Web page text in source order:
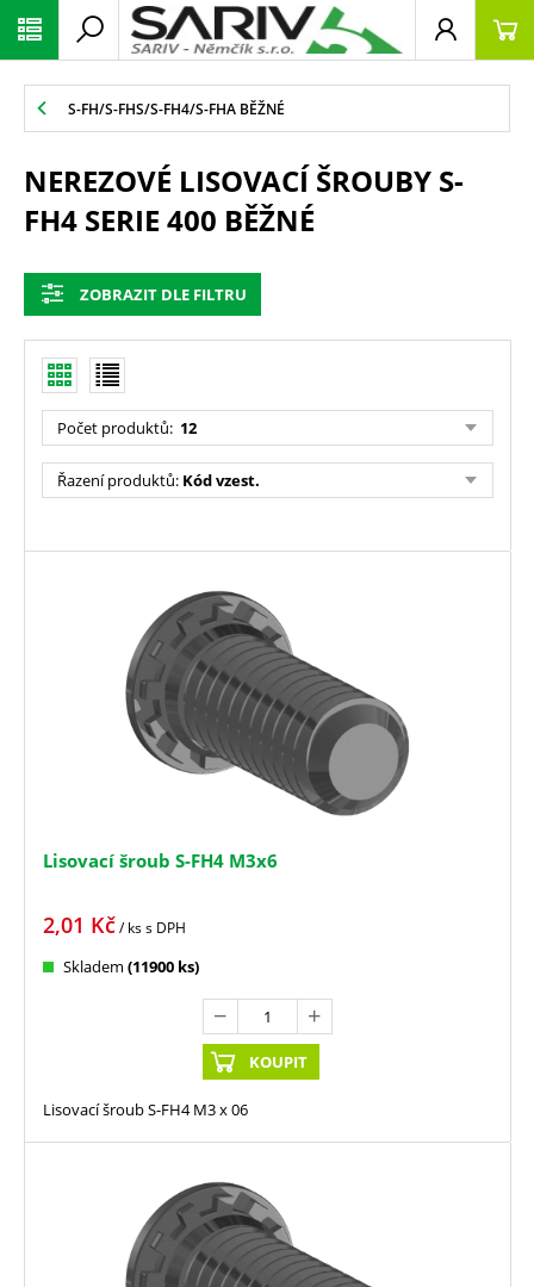
S-FH/S-FHS/S-FH4/S-FHA BĚŽNÉ
NEREZOVÉ LISOVACÍ ŠROUBY S-
FH4 SERIE 400 BĚŽNÉ
ZOBRAZIT DLE FILTRU
Počet produktů: 12
Řazení produktů: Kód vzest.
Lisovací šroub S-FH4 M3x6
2,01 Kč/ kss DPH
Skladem (11900 ks)
KOUPIT
Lisovací šroub S-FH4 M3 x 06